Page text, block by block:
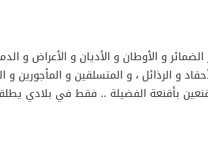
و الأوطان و الأديان و الأعراض و
و الرذائل ، و المتسلقين و المأجورين و
بأقنعة الفضيلة .. فقط في بلادي